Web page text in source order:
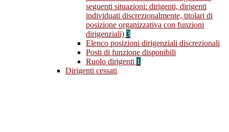
seguenti situazioni: dirigenti, dirigenti
individuati discrezionalmente, titolari di
posizione organizzativa con funzioni
dirigenziali) 3
Elenco posizioni dirigenziali discrezionali
Posti di funzione disponibili
Ruolo dirigenti 1
Dirigenti cessati